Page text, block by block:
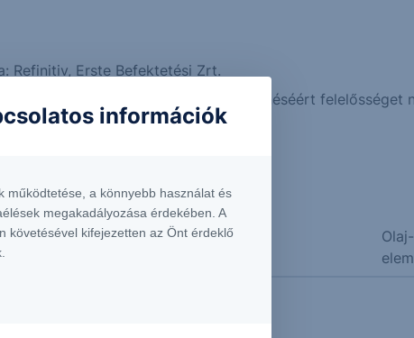
Refinitiv, Erste Befektetési Zrt.
okokból eredő hibás megjelenéséért felelősséget
iparnak
információk
működtetése, a könnyebb használat és
megakadályozása érdekében. A
követésével kifejezetten az Önt érdeklő